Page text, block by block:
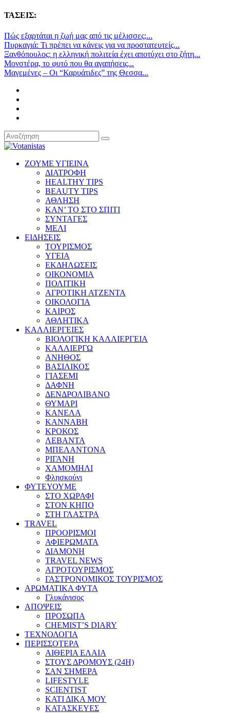
ΤΑΣΕΙΣ:
Πώς εξαρτάται η ζωή μας από τις μέλισσες;...
Πυρκαγιά: Τι πρέπει να κάνεις για να προστατευτείς...
Ξανθόπουλος: η ελληνική πολιτεία έχει αποτύχει στο ζήτη...
Μονστέρα, το φυτό που θα αγαπήσεις...
Μαγεμένες – Οι “Καρυάτιδες” της Θεσσα...
ΖΟΥΜΕ ΥΓΙΕΙΝΑ
ΔΙΑΤΡΟΦΗ
HEALTHY TIPS
BEAUTY TIPS
ΑΘΛΗΣΗ
ΚΑΝ’ ΤΟ ΣΤΟ ΣΠΙΤΙ
ΣΥΝΤΑΓΕΣ
ΜΕΛΙ
ΕΙΔΗΣΕΙΣ
ΤΟΥΡΙΣΜΟΣ
ΥΓΕΙΑ
ΕΚΔΗΛΩΣΕΙΣ
ΟΙΚΟΝΟΜΙΑ
ΠΟΛΙΤΙΚΗ
ΑΓΡΟΤΙΚΗ ΑΤΖΕΝΤΑ
ΟΙΚΟΛΟΓΙΑ
ΚΑΙΡΟΣ
ΑΘΛΗΤΙΚΑ
ΚΑΛΛΙΕΡΓΕΙΕΣ
ΒΙΟΛΟΓΙΚΗ ΚΑΛΛΙΕΡΓΕΙΑ
ΚΑΛΛΙΕΡΓΩ
ΑΝΗΘΟΣ
ΒΑΣΙΛΙΚΟΣ
ΓΙΑΣΕΜΙ
ΔΑΦΝΗ
ΔΕΝΔΡΟΛΙΒΑΝΟ
ΘΥΜΑΡΙ
ΚΑΝΕΛΑ
ΚΑΝΝΑΒΗ
ΚΡΟΚΟΣ
ΛΕΒΑΝΤΑ
ΜΠΕΛΑΝΤΟΝΑ
ΡΙΓΑΝΗ
ΧΑΜΟΜΗΛΙ
Φλησκούνι
ΦΥΤΕΥΟΥΜΕ
ΣΤΟ ΧΩΡΑΦΙ
ΣΤΟΝ ΚΗΠΟ
ΣΤΗ ΓΛΑΣΤΡΑ
TRAVEL
ΠΡΟΟΡΙΣΜΟΙ
ΑΦΙΕΡΩΜΑΤΑ
ΔΙΑΜΟΝΗ
TRAVEL NEWS
ΑΓΡΟΤΟΥΡΙΣΜΟΣ
ΓΑΣΤΡΟΝΟΜΙΚΟΣ ΤΟΥΡΙΣΜΟΣ
ΑΡΩΜΑΤΙΚΑ ΦΥΤΑ
Γλυκάνισος
ΑΠΟΨΕΙΣ
ΠΡΟΣΩΠΑ
CHEMIST’S DIARY
ΤΕΧΝΟΛΟΓΙΑ
ΠΕΡΙΣΣΟΤΕΡΑ
ΑΙΘΕΡΙΑ ΕΛΑΙΑ
ΣΤΟΥΣ ΔΡΟΜΟΥΣ (24H)
ΣΑΝ ΣΗΜΕΡΑ
LIFESTYLE
SCIENTIST
ΚΑΤΙ ΔΙΚΑ ΜΟΥ
ΚΑΤΑΣΚΕΥΕΣ